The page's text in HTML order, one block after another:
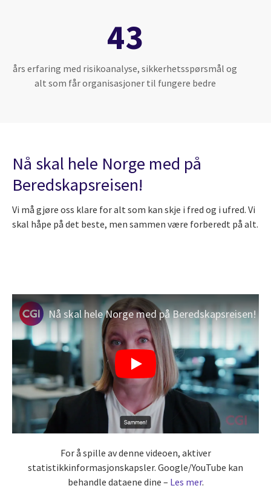
43
års erfaring med risikoanalyse, sikkerhetsspørsmål og
alt som får organisasjoner til fungere bedre
Nå skal hele Norge med på
Beredskapsreisen!
Vi må gjøre oss klare for alt som kan skje i fred og i ufred. Vi
skal håpe på det beste, men sammen være forberedt på alt.
Nå skal hele Norge med på Beredskapsreisen!
For å spille av denne videoen, aktiver
statistikkinformasjonskapsler. Google/YouTube kan
behandle dataene dine – Les mer.